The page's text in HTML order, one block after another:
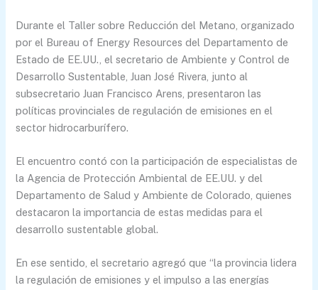
Durante el Taller sobre Reducción del Metano, organizado
por el Bureau of Energy Resources del Departamento de
Estado de EE.UU., el secretario de Ambiente y Control de
Desarrollo Sustentable, Juan José Rivera, junto al
subsecretario Juan Francisco Arens, presentaron las
políticas provinciales de regulación de emisiones en el
sector hidrocarburífero.
El encuentro contó con la participación de especialistas de
la Agencia de Protección Ambiental de EE.UU. y del
Departamento de Salud y Ambiente de Colorado, quienes
destacaron la importancia de estas medidas para el
desarrollo sustentable global.
En ese sentido, el secretario agregó que “la provincia lidera
la regulación de emisiones y el impulso a las energías